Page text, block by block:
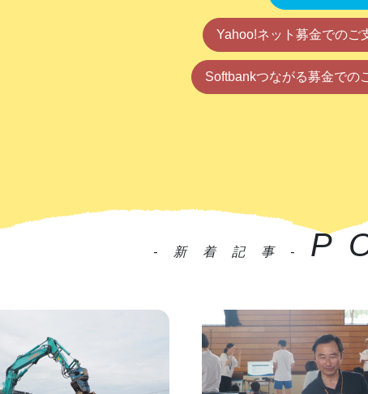
Yahoo!ネット募金でのご
Softbankつながる募金での
-新着記事-